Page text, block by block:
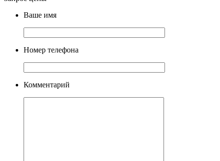
Ваше имя
Номер телефона
Комментарий